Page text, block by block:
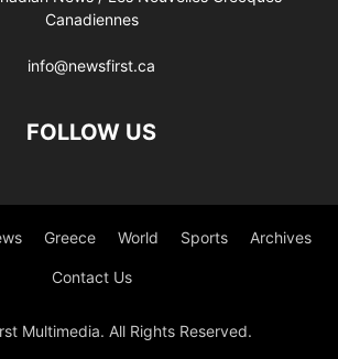
Canadiennes
info@newsfirst.ca
FOLLOW US
Greece World Sports Archives
Contact Us
Multimedia. All Rights Reserved.